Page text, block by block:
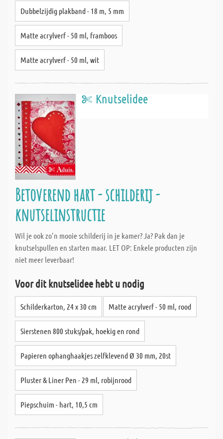
Dubbelzijdig plakband - 18 m, 5 mm
Matte acrylverf - 50 ml, framboos
Matte acrylverf - 50 ml, wit
Knutselidee
Betoverend hart - schilderij -
knutselinstructie
Wil je ook zo'n mooie schilderij in je kamer? Ja? Pak dan je
knutselspullen en starten maar. LET OP: Enkele producten zijn
niet meer leverbaar!
Voor dit knutselidee hebt u nodig
Schilderkarton, 24 x 30 cm Matte acrylverf - 50 ml, rood
Sierstenen 800 stuks/pak, hoekig en rond
Papieren ophanghaakjes zelfklevend Ø 30 mm, 20st
Pluster & Liner Pen - 29 ml, robijnrood
Piepschuim - hart, 10,5 cm